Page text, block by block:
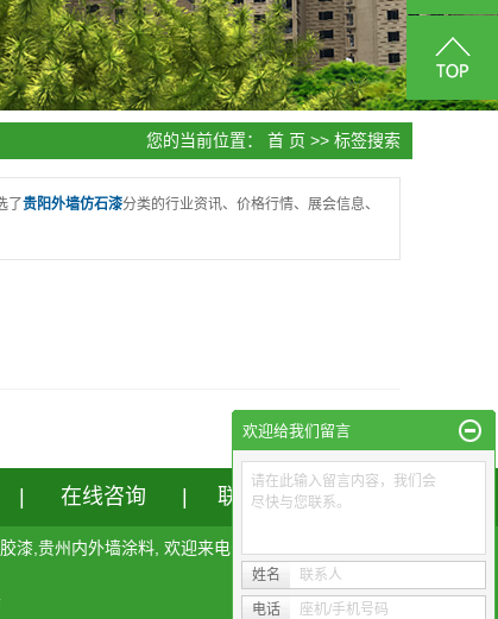
您的当前位置： 首 页 >> 标签搜索
了贵阳外墙仿石漆分类的行业资讯、价格行情、展会信息、
在线咨询 联系我们
漆 贵州内外墙涂料 , 欢迎来电咨询!
欢迎给我们留言
请在此输入留言内容，我们会
尽快与您联系。
姓名 联系人
电话 座机/手机号码